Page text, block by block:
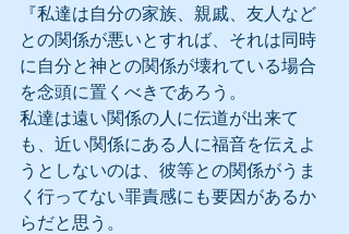
『私達は自分の家族、親戚、友人など
との関係が悪いとすれば、それは同時
に自分と神との関係が壊れている場合
を念頭に置くべきであろう。
私達は遠い関係の人に伝道が出来て
も、近い関係にある人に福音を伝えよ
うとしないのは、彼等との関係がうま
く行ってない罪責感にも要因があるか
らだと思う。